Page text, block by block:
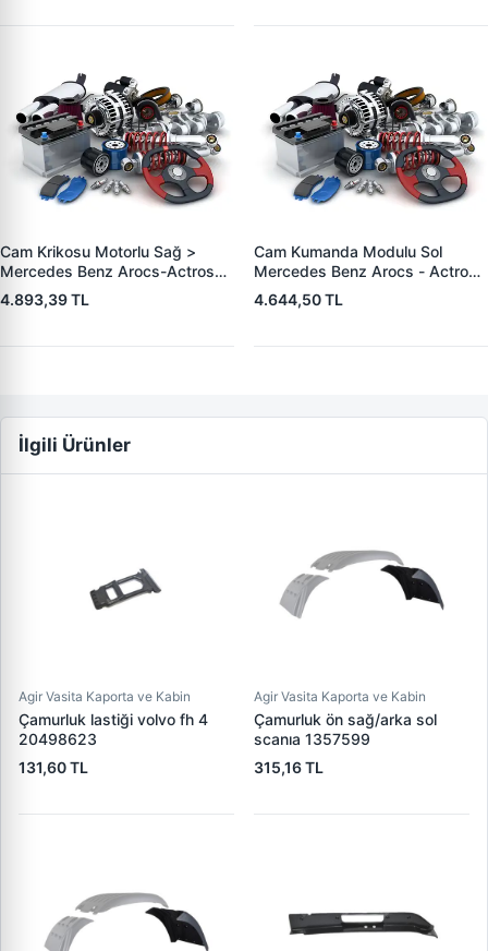
Cam Krikosu Motorlu Sağ >
Mercedes Benz Arocs-Actros
MP4-MP5 | WAGENBURG
702106 | OEM 9607201246
4.893,39 TL
Cam Kumanda Modulu Sol
Mercedes Benz Arocs - Actros
MP4 / MP5 11> | WAGENBURG
702101 | OEM 9605450813
4.644,50 TL
İlgili Ürünler
Agir Vasita Kaporta ve Kabin
Çamurluk lastiği volvo fh 4
20498623
131,60 TL
Agir Vasita Kaporta ve Kabin
Çamurluk ön sağ/arka sol
scanıa 1357599
315,16 TL